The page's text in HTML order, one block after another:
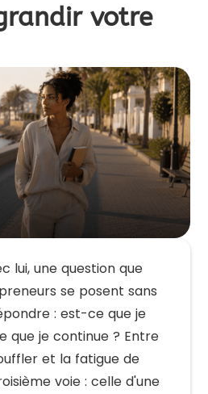
votre
lui, une question que
se posent sans
: est-ce que je
que je continue ? Entre
et la fatigue de
voie : celle d'une